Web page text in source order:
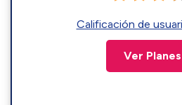
Calificación de
Ver Planes